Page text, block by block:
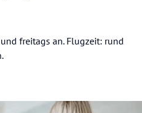
freitags an. Flugzeit: rund